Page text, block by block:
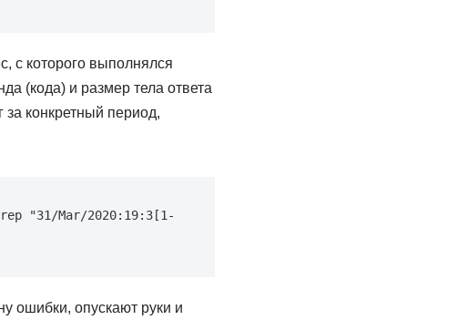
с которого выполнялся
(кода) и размер тела ответа
конкретный период,
"31/Mar/2020:19:3[1-
ошибки, опускают руки и